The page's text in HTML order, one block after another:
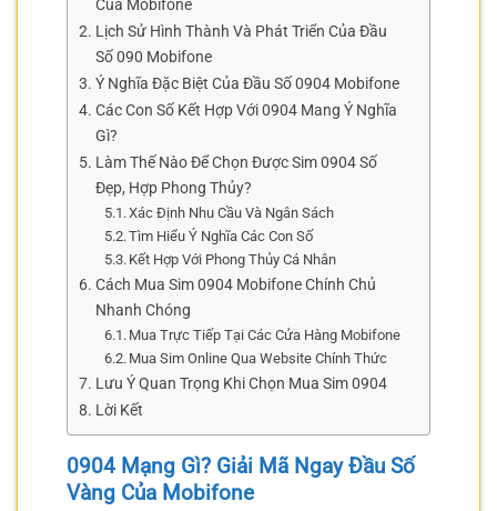
Của Mobifone
Lịch Sử Hình Thành Và Phát Triển Của Đầu
Số 090 Mobifone
Ý Nghĩa Đặc Biệt Của Đầu Số 0904 Mobifone
Các Con Số Kết Hợp Với 0904 Mang Ý Nghĩa
Gì?
Làm Thế Nào Để Chọn Được Sim 0904 Số
Đẹp, Hợp Phong Thủy?
Xác Định Nhu Cầu Và Ngân Sách
Tìm Hiểu Ý Nghĩa Các Con Số
Kết Hợp Với Phong Thủy Cá Nhân
Cách Mua Sim 0904 Mobifone Chính Chủ
Nhanh Chóng
Mua Trực Tiếp Tại Các Cửa Hàng Mobifone
Mua Sim Online Qua Website Chính Thức
Lưu Ý Quan Trọng Khi Chọn Mua Sim 0904
Lời Kết
0904 Mạng Gì? Giải Mã Ngay Đầu Số
Vàng Của Mobifone